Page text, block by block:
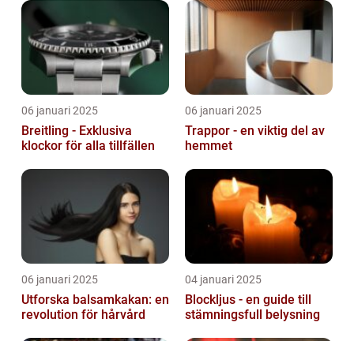
06 januari 2025
Breitling - Exklusiva
klockor för alla tillfällen
06 januari 2025
Trappor - en viktig del av
hemmet
06 januari 2025
Utforska balsamkakan: en
revolution för hårvård
04 januari 2025
Blockljus - en guide till
stämningsfull belysning